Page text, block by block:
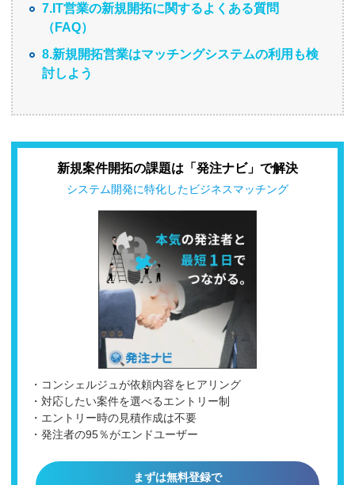
7.IT営業の新規開拓に関するよくある質問
（FAQ）
8.新規開拓営業はマッチングシステムの利用も検
討しよう
新規案件開拓の課題は「発注ナビ」で解決
システム開発に特化したビジネスマッチング
・コンシェルジュが依頼内容をヒアリング
・対応したい案件を選べるエントリー制
・エントリー時の見積作成は不要
・発注者の95％がエンドユーザー
まずは無料登録で